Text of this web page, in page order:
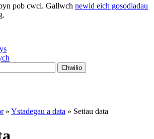
pob cwci. Gallwch newid eich gosodiadau
Chwilio
» Ystadegau a data » Setiau data